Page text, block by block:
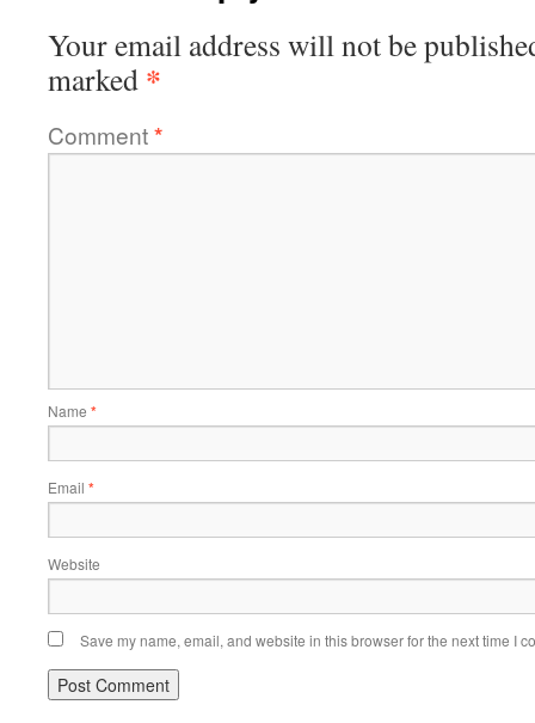
Your email address will not be
marked *
Comment*
Name *
Email *
Website
Save my name, email, and website in this browser for the next time I